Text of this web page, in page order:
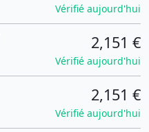
Vérifié aujourd'hui
2,151 €
Vérifié aujourd'hui
2,151 €
Vérifié aujourd'hui